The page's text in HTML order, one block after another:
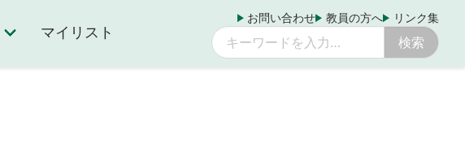
マイリスト
お問い合わせ 教員の方へ リンク集